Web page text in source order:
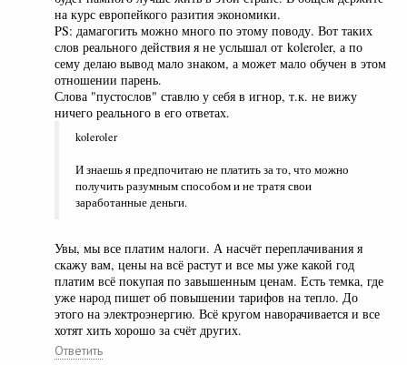
на курс европейкого разития экономики.
PS: дамагогить можно много по этому поводу. Вот таких
слов реального действия я не услышал от koleroler, а по
сему делаю вывод мало знаком, а может мало обучен в этом
отношении парень.
Слова "пустослов" ставлю у себя в игнор, т.к. не вижу
ничего реального в его ответах.
koleroler
И знаешь я предпочитаю не платить за то, что можно
получить разумным способом и не тратя свои
заработанные деньги.
Увы, мы все платим налоги. А насчёт переплачивания я
скажу вам, цены на всё растут и все мы уже какой год
платим всё покупая по завышенным ценам. Есть темка, где
уже народ пишет об повышении тарифов на тепло. До
этого на электроэнергию. Всё кругом наворачивается и все
хотят хить хорошо за счёт других.
Ответить